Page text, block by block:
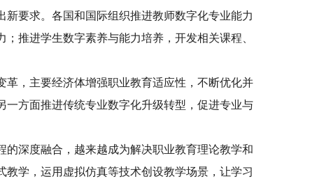
要求。各国和国际组织推进教师数字化专业能力
推进学生数字素养与能力培养，开发相关课程、
，主要经济体增强职业教育适应性，不断优化并
方面推进传统专业数字化升级转型，促进专业与
深度融合，越来越成为解决职业教育理论教学和
学，运用虚拟仿真等技术创设教学场景，让学习